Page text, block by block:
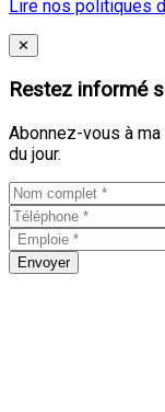
Lire nos politiques
Close
✕
Restez informé
Abonnez-vous à
du jour.
Envoyer